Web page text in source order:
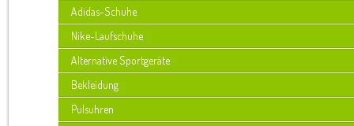
Adidas-Schuhe
Nike-Laufschuhe
Alternative Sportgeräte
Bekleidung
Pulsuhren